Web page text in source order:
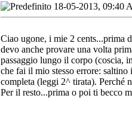
18-05-2013, 09:40
Ciao ugone, i mie 2 cents...prima
devo anche provare una volta
passaggio lungo il corpo (coscia,
che fai il mio stesso errore: saltino
completa (leggi 2^ tirata). Perché
Per il resto...prima o poi ti becco